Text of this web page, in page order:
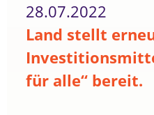
28.07.2022
Land stellt
für alle“ bereit.